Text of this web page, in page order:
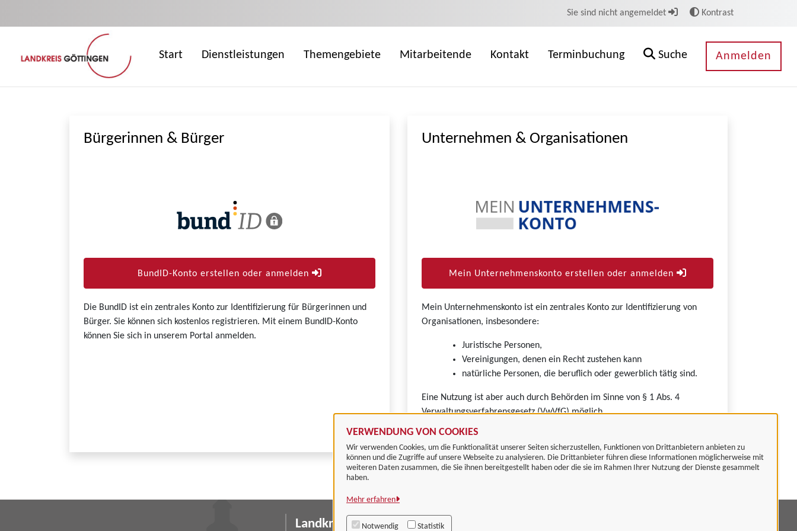
VERWENDUNG VON COOKIES
Wir verwenden Cookies, um die Funktionalität unserer Seiten sicherzustellen, Funktionen von Drittanbietern anbieten zu
können und die Zugriffe auf unsere Webseite zu analysieren. Die Drittanbieter führen diese Informationen möglicherweise mit
weiteren Daten zusammen, die Sie ihnen bereitgestellt haben oder die sie im Rahmen Ihrer Nutzung der Dienste gesammelt
haben.
Mehr erfahren
Notwendig Statistik
Sie sind nicht angemeldet Kontrast
Start Dienstleistungen Themengebiete Mitarbeitende Kontakt Terminbuchung Suche Anmelden
Bürgerinnen & Bürger
BundID-Konto erstellen oder anmelden
Die BundID ist ein zentrales Konto zur Identifizierung für Bürgerinnen und
Bürger. Sie können sich kostenlos registrieren. Mit einem BundID-Konto
können Sie sich in unserem Portal anmelden.
Unternehmen & Organisationen
Mein Unternehmenskonto erstellen oder anmelden
Mein Unternehmenskonto ist ein zentrales Konto zur Identifizierung von
Organisationen, insbesondere:
Juristische Personen,
Vereinigungen, denen ein Recht zustehen kann
natürliche Personen, die beruflich oder gewerblich tätig sind.
Eine Nutzung ist aber auch durch Behörden im Sinne von § 1 Abs. 4
Verwaltungsverfahrensgesetz (VwVfG) möglich.
Landkreis Göttingen